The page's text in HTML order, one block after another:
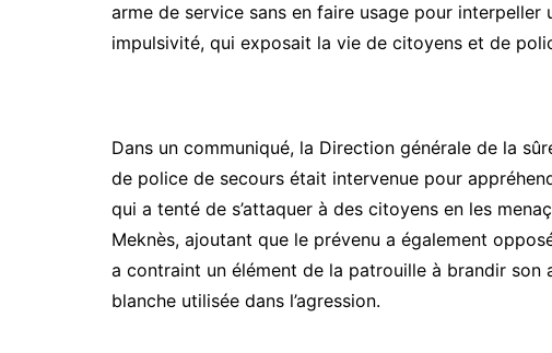
arme de service sans en faire usage pour
impulsivité, qui exposait la vie de citoyens et de
Dans un communiqué, la Direction générale de la
de police de secours était intervenue pour
qui a tenté de s’attaquer à des citoyens en les
Meknès, ajoutant que le prévenu a également
a contraint un élément de la patrouille à brandir son
blanche utilisée dans l’agression.